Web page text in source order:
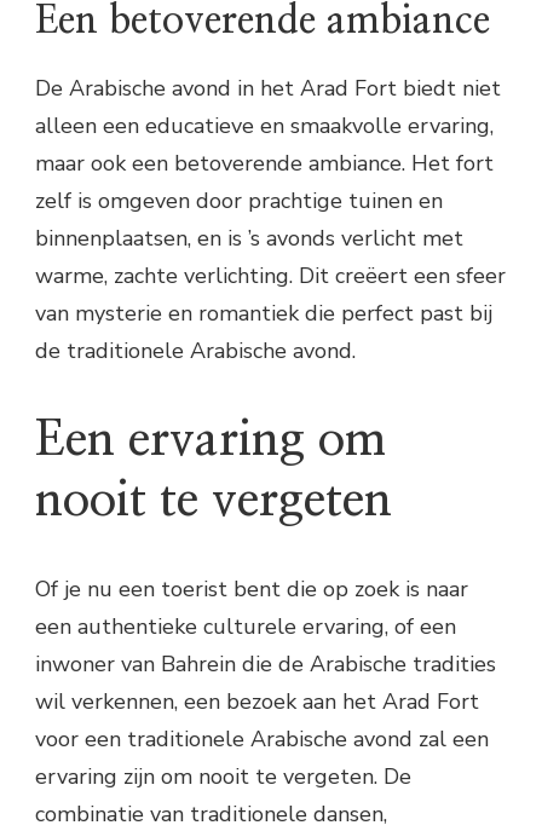
Een betoverende ambiance
De Arabische avond in het Arad Fort biedt niet
alleen een educatieve en smaakvolle ervaring,
maar ook een betoverende ambiance. Het fort
zelf is omgeven door prachtige tuinen en
binnenplaatsen, en is ’s avonds verlicht met
warme, zachte verlichting. Dit creëert een sfeer
van mysterie en romantiek die perfect past bij
de traditionele Arabische avond.
Een ervaring om
nooit te vergeten
Of je nu een toerist bent die op zoek is naar
een authentieke culturele ervaring, of een
inwoner van Bahrein die de Arabische tradities
wil verkennen, een bezoek aan het Arad Fort
voor een traditionele Arabische avond zal een
ervaring zijn om nooit te vergeten. De
combinatie van traditionele dansen,